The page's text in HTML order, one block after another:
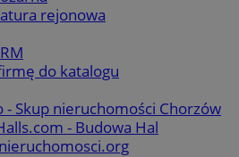
rejonowa
do katalogu
- Skup nieruchomości Chorzów
- Budowa Hal